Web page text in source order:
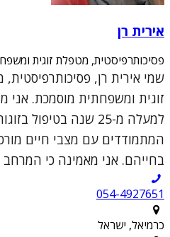
אירית רן
פסיכותרפיסטית, מטפלת זוגית
שמי אירית רן,
זוגית ומשפחתית מוסמכת. אני
למעלה מ-25 שנה
המתמודדים עם מצבי חיים
בחייהם. אני מאמינה כי
054-4927651
כרמיאל, ישראל